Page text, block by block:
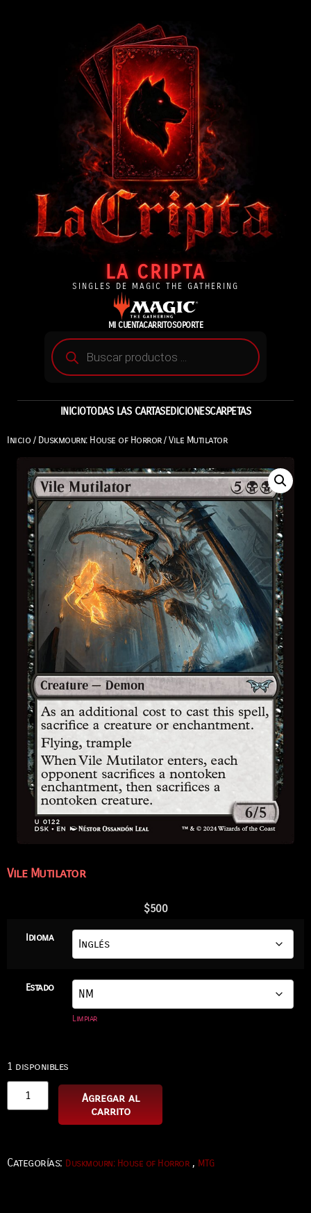
LA CRIPTA
SINGLES DE MAGIC THE GATHERING
MI CUENTACARRITOSOPORTE
INICIOTODAS LAS CARTASEDICIONESCARPETAS
Inicio / Duskmourn: House of Horror/ Vile Mutilator
Vile Mutilator
$500
Idioma
Estado
Limpiar
1 disponibles
Agregar al
carrito
Categorías: Duskmourn: House of Horror , MTG